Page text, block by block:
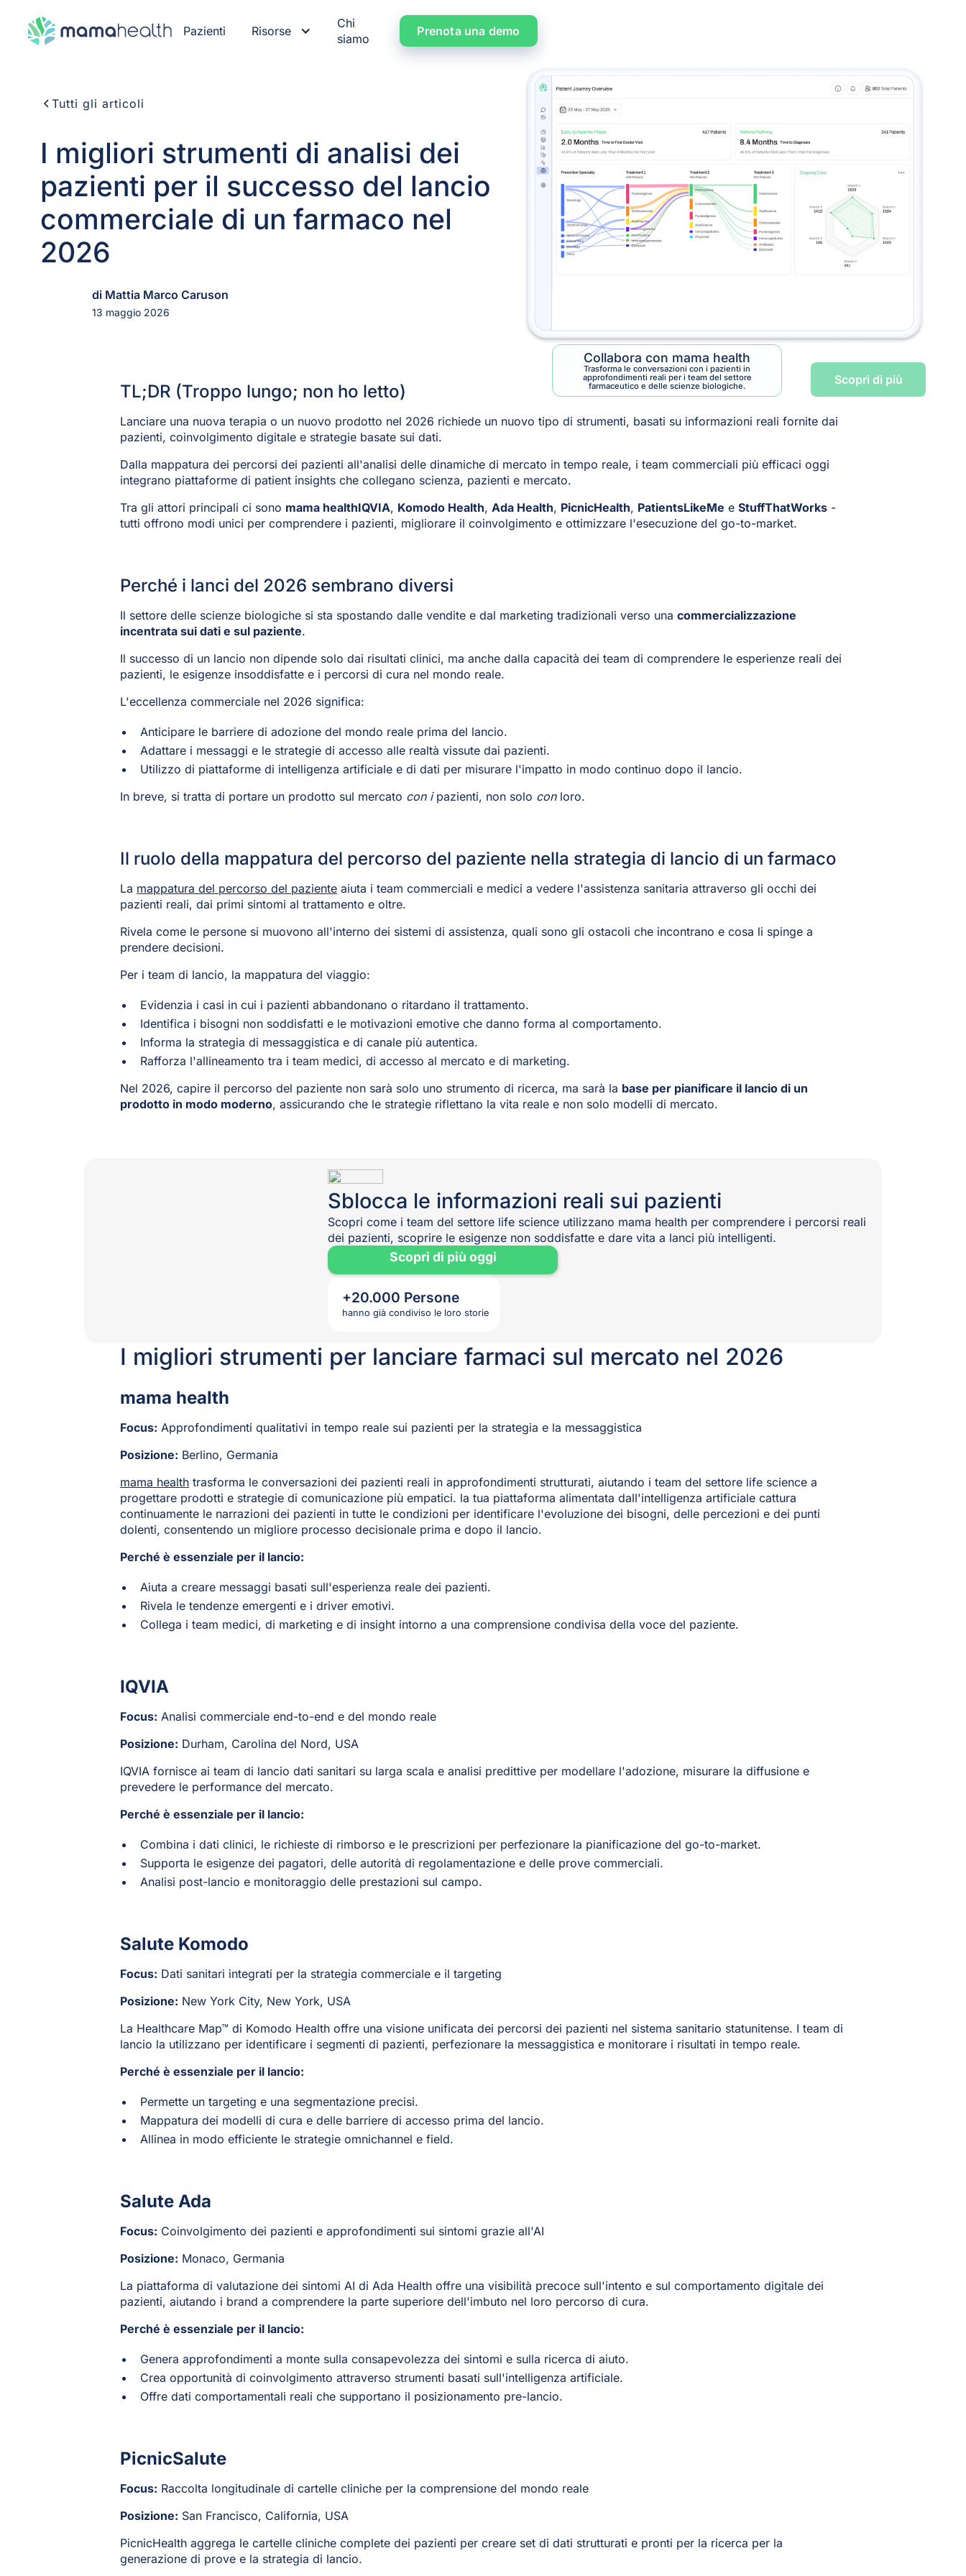
Pazienti Risorse
Chi
siamo
Prenota una demo
Tutti gli articoli
I migliori strumenti di analisi dei
pazienti per il successo del lancio
commerciale di un farmaco nel
2026
di Mattia Marco Caruson
13 maggio 2026
Collabora con mama health
Trasforma le conversazioni con i pazienti in
approfondimenti reali per i team del settore
farmaceutico e delle scienze biologiche.
Scopri di più
TL;DR (Troppo lungo; non ho letto)
Lanciare una nuova terapia o un nuovo prodotto nel 2026 richiede un nuovo tipo di strumenti, basati su informazioni reali fornite dai
pazienti, coinvolgimento digitale e strategie basate sui dati.
Dalla mappatura dei percorsi dei pazienti all'analisi delle dinamiche di mercato in tempo reale, i team commerciali più efficaci oggi
integrano piattaforme di patient insights che collegano scienza, pazienti e mercato.
Tra gli attori principali ci sono mama healthIQVIA, Komodo Health,Ada Health, PicnicHealth, PatientsLikeMe eStuffThatWorks -
tutti offrono modi unici per comprendere i pazienti, migliorare il coinvolgimento e ottimizzare l'esecuzione del go-to-market.
Perché i lanci del 2026 sembrano diversi
Il settore delle scienze biologiche si sta spostando dalle vendite e dal marketing tradizionali verso unacommercializzazione
incentrata sui dati e sul paziente.
Il successo di un lancio non dipende solo dai risultati clinici, ma anche dalla capacità dei team di comprendere le esperienze reali dei
pazienti, le esigenze insoddisfatte e i percorsi di cura nel mondo reale.
L'eccellenza commerciale nel 2026 significa:
Anticipare le barriere di adozione del mondo reale prima del lancio.
Adattare i messaggi e le strategie di accesso alle realtà vissute dai pazienti.
Utilizzo di piattaforme di intelligenza artificiale e di dati per misurare l'impatto in modo continuo dopo il lancio.
In breve, si tratta di portare un prodotto sul mercato con ipazienti, non solo conloro.
Il ruolo della mappatura del percorso del paziente nella strategia di lancio di un farmaco
La mappatura del percorso del paziente aiuta i team commerciali e medici a vedere l'assistenza sanitaria attraverso gli occhi dei
pazienti reali, dai primi sintomi al trattamento e oltre.
Rivela come le persone si muovono all'interno dei sistemi di assistenza, quali sono gli ostacoli che incontrano e cosa li spinge a
prendere decisioni.
Per i team di lancio, la mappatura del viaggio:
Evidenzia i casi in cui i pazienti abbandonano o ritardano il trattamento.
Identifica i bisogni non soddisfatti e le motivazioni emotive che danno forma al comportamento.
Informa la strategia di messaggistica e di canale più autentica.
Rafforza l'allineamento tra i team medici, di accesso al mercato e di marketing.
Nel 2026, capire il percorso del paziente non sarà solo uno strumento di ricerca, ma sarà la base per pianificare il lancio di un
prodotto in modo moderno, assicurando che le strategie riflettano la vita reale e non solo modelli di mercato.
Sblocca le informazioni reali sui pazienti
Scopri come i team del settore life science utilizzano mama health per comprendere i percorsi reali
dei pazienti, scoprire le esigenze non soddisfatte e dare vita a lanci più intelligenti.
Scopri di più oggi
+20.000 Persone
hanno già condiviso le loro storie
I migliori strumenti per lanciare farmaci sul mercato nel 2026
mama health
Focus: Approfondimenti qualitativi in tempo reale sui pazienti per la strategia e la messaggistica
Posizione: Berlino, Germania
mama health trasforma le conversazioni dei pazienti reali in approfondimenti strutturati, aiutando i team del settore life science a
progettare prodotti e strategie di comunicazione più empatici. la tua piattaforma alimentata dall'intelligenza artificiale cattura
continuamente le narrazioni dei pazienti in tutte le condizioni per identificare l'evoluzione dei bisogni, delle percezioni e dei punti
dolenti, consentendo un migliore processo decisionale prima e dopo il lancio.
Perché è essenziale per il lancio:
Aiuta a creare messaggi basati sull'esperienza reale dei pazienti.
Rivela le tendenze emergenti e i driver emotivi.
Collega i team medici, di marketing e di insight intorno a una comprensione condivisa della voce del paziente.
IQVIA
Focus: Analisi commerciale end-to-end e del mondo reale
Posizione: Durham, Carolina del Nord, USA
IQVIA fornisce ai team di lancio dati sanitari su larga scala e analisi predittive per modellare l'adozione, misurare la diffusione e
prevedere le performance del mercato.
Perché è essenziale per il lancio:
Combina i dati clinici, le richieste di rimborso e le prescrizioni per perfezionare la pianificazione del go-to-market.
Supporta le esigenze dei pagatori, delle autorità di regolamentazione e delle prove commerciali.
Analisi post-lancio e monitoraggio delle prestazioni sul campo.
Salute Komodo
Focus: Dati sanitari integrati per la strategia commerciale e il targeting
Posizione: New York City, New York, USA
La Healthcare Map™ di Komodo Health offre una visione unificata dei percorsi dei pazienti nel sistema sanitario statunitense. I team di
lancio la utilizzano per identificare i segmenti di pazienti, perfezionare la messaggistica e monitorare i risultati in tempo reale.
Perché è essenziale per il lancio:
Permette un targeting e una segmentazione precisi.
Mappatura dei modelli di cura e delle barriere di accesso prima del lancio.
Allinea in modo efficiente le strategie omnichannel e field.
Salute Ada
Focus: Coinvolgimento dei pazienti e approfondimenti sui sintomi grazie all'AI
Posizione: Monaco, Germania
La piattaforma di valutazione dei sintomi AI di Ada Health offre una visibilità precoce sull'intento e sul comportamento digitale dei
pazienti, aiutando i brand a comprendere la parte superiore dell'imbuto nel loro percorso di cura.
Perché è essenziale per il lancio:
Genera approfondimenti a monte sulla consapevolezza dei sintomi e sulla ricerca di aiuto.
Crea opportunità di coinvolgimento attraverso strumenti basati sull'intelligenza artificiale.
Offre dati comportamentali reali che supportano il posizionamento pre-lancio.
PicnicSalute
Focus: Raccolta longitudinale di cartelle cliniche per la comprensione del mondo reale
Posizione: San Francisco, California, USA
PicnicHealth aggrega le cartelle cliniche complete dei pazienti per creare set di dati strutturati e pronti per la ricerca per la
generazione di prove e la strategia di lancio.